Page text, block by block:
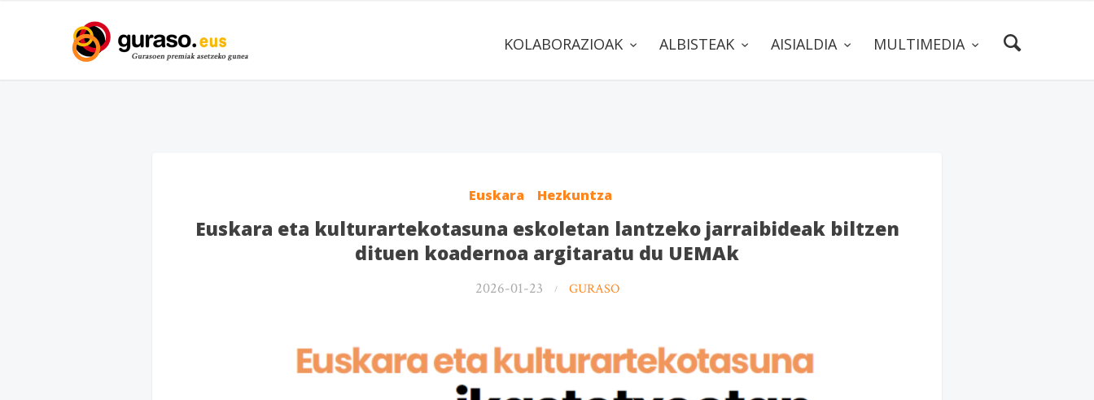
KOLABORAZIOAK ALBISTEAK AISIALDIA MULTIMEDIA
Euskara Hezkuntza
Euskara eta kulturartekotasuna eskoletan lantzeko jarraibideak biltzen
dituen koadernoa argitaratu du UEMAk
2026-01-23 GURASO